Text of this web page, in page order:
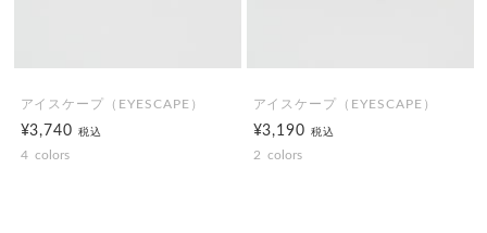
アイスケープ（EYESCAPE）
¥3,740税込
4 colors
アイスケープ（EYESCAPE）
¥3,190税込
2 colors